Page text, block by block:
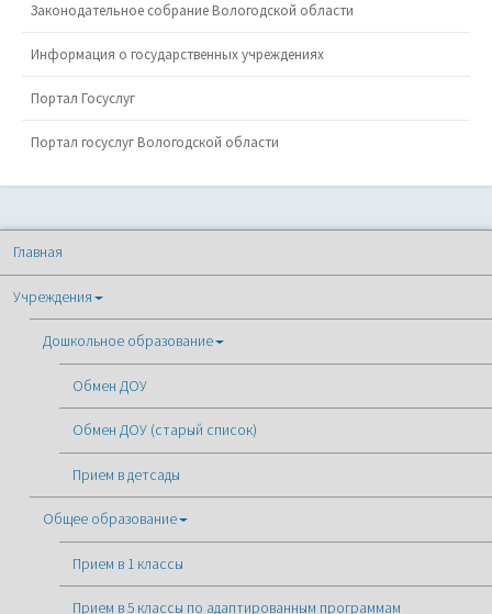
Законодательное собрание Вологодской области
Информация о государственных учреждениях
Портал Госуслуг
Портал госуслуг Вологодской области
Главная
Учреждения
Дошкольное образование
Обмен ДОУ
Обмен ДОУ (старый список)
Прием в детсады
Общее образование
Прием в 1 классы
Прием в 5 классы по адаптированным программам